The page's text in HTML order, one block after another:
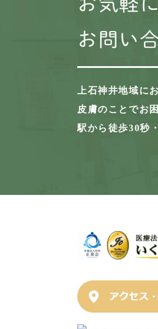
お問い
上石神井地域に
皮膚のことでお
駅から徒歩30秒